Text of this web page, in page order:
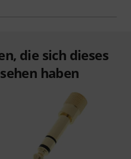
die sich dieses
haben